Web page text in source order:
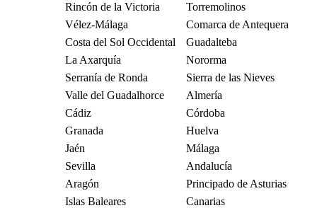
Rincón de la Victoria
Torremolinos
Vélez-Málaga
Comarca de Antequera
Costa del Sol Occidental
Guadalteba
La Axarquía
Nororma
Serranía de Ronda
Sierra de las Nieves
Valle del Guadalhorce
Almería
Cádiz
Córdoba
Granada
Huelva
Jaén
Málaga
Sevilla
Andalucía
Aragón
Principado de Asturias
Islas Baleares
Canarias